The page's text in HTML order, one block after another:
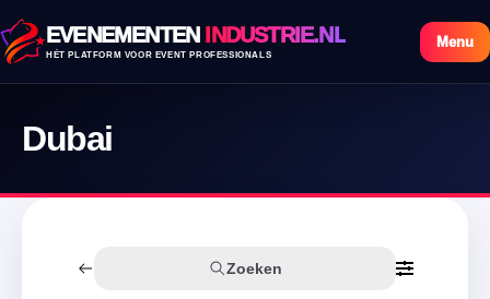
EVENEMENTEN INDUSTRIE.NL
HÉT PLATFORM VOOR EVENT PROFESSIONALS
Menu
Dubai
Zoeken